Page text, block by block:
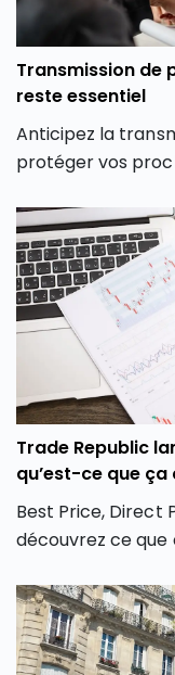
Transmission de
reste essentiel
Anticipez la
protéger vos
Trade Republic
qu’est-ce que
Best Price, Direct
découvrez ce que